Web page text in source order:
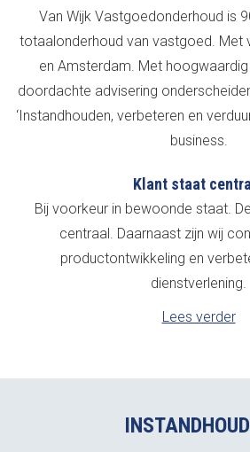
Van Wijk Vastgoedonderhoud is
totaalonderhoud van vastgoed. Met
en Amsterdam. Met
doordachte advisering
‘Instandhouden, verbeteren en
business.
Klant staat
Bij voorkeur in bewoonde staat.
centraal. Daarnaast zijn wij
productontwikkeling en
dienstverlening.
Lees verder